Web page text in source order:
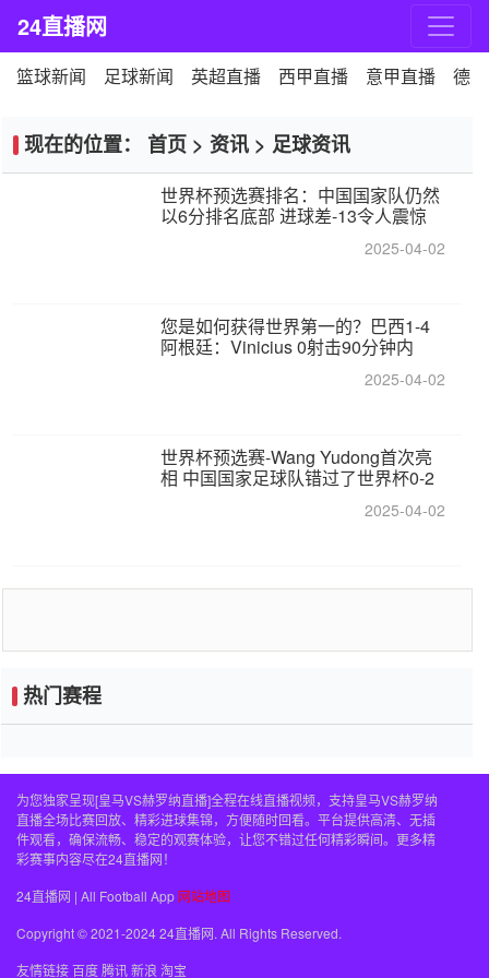
24直播网
篮球新闻 足球新闻 英超直播 西甲直播 意甲直播 德
现在的位置： 首页 > 资讯 > 足球资讯
世界杯预选赛排名：中国国家队仍然
以6分排名底部 进球差-13令人震惊
2025-04-02
您是如何获得世界第一的？巴西1-4
阿根廷：Vinicius 0射击90分钟内
2025-04-02
世界杯预选赛-Wang Yudong首次亮
相 中国国家足球队错过了世界杯0-2
2025-04-02
热门赛程
为您独家呈现[皇马VS赫罗纳直播]全程在线直播视频，支持皇马VS赫罗纳
直播全场比赛回放、精彩进球集锦，方便随时回看。平台提供高清、无插
件观看，确保流畅、稳定的观赛体验，让您不错过任何精彩瞬间。更多精
彩赛事内容尽在24直播网！
24直播网 | All Football App 网站地图
Copyright © 2021-2024 24直播网. All Rights Reserved.
友情链接百度腾讯新浪 淘宝